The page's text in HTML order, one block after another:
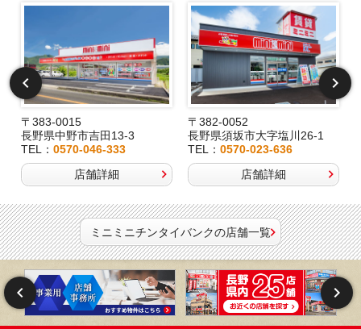
〒383-0015
長野県中野市吉田13-3
TEL： 0570-046-333
店舗詳細
〒382-0052
長野県須坂市大字塩川26-1
TEL：0570-023-636
店舗詳細
ミニミニチンタイバンクの店舗一覧